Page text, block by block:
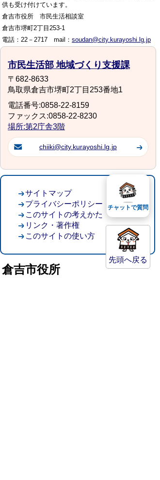
供も受け付けています。
倉吉市役所 市民生活相談室
倉吉市堺町2丁目253-1
電話：22－2717 mail： soudan@city.kurayoshi.lg.jp
市民生活部 地域づくり支援課
〒682-8633
鳥取県倉吉市堺町2丁目253番地1
電話番号:0858-22-8159
ファックス:0858-22-8230
場所:第2庁舎3階
chiiki@city.kurayoshi.lg.jp
先頭へ戻る
サイトマップ
プライバシーポリシー
このサイトの考えかた
リンク・著作権
このサイトの使い方
倉吉市役所
チャットで質問